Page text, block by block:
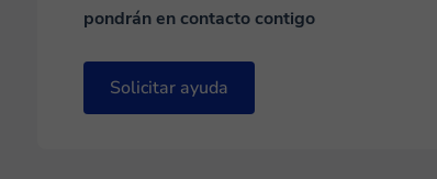
pondrán en contacto contigo
Solicitar ayuda